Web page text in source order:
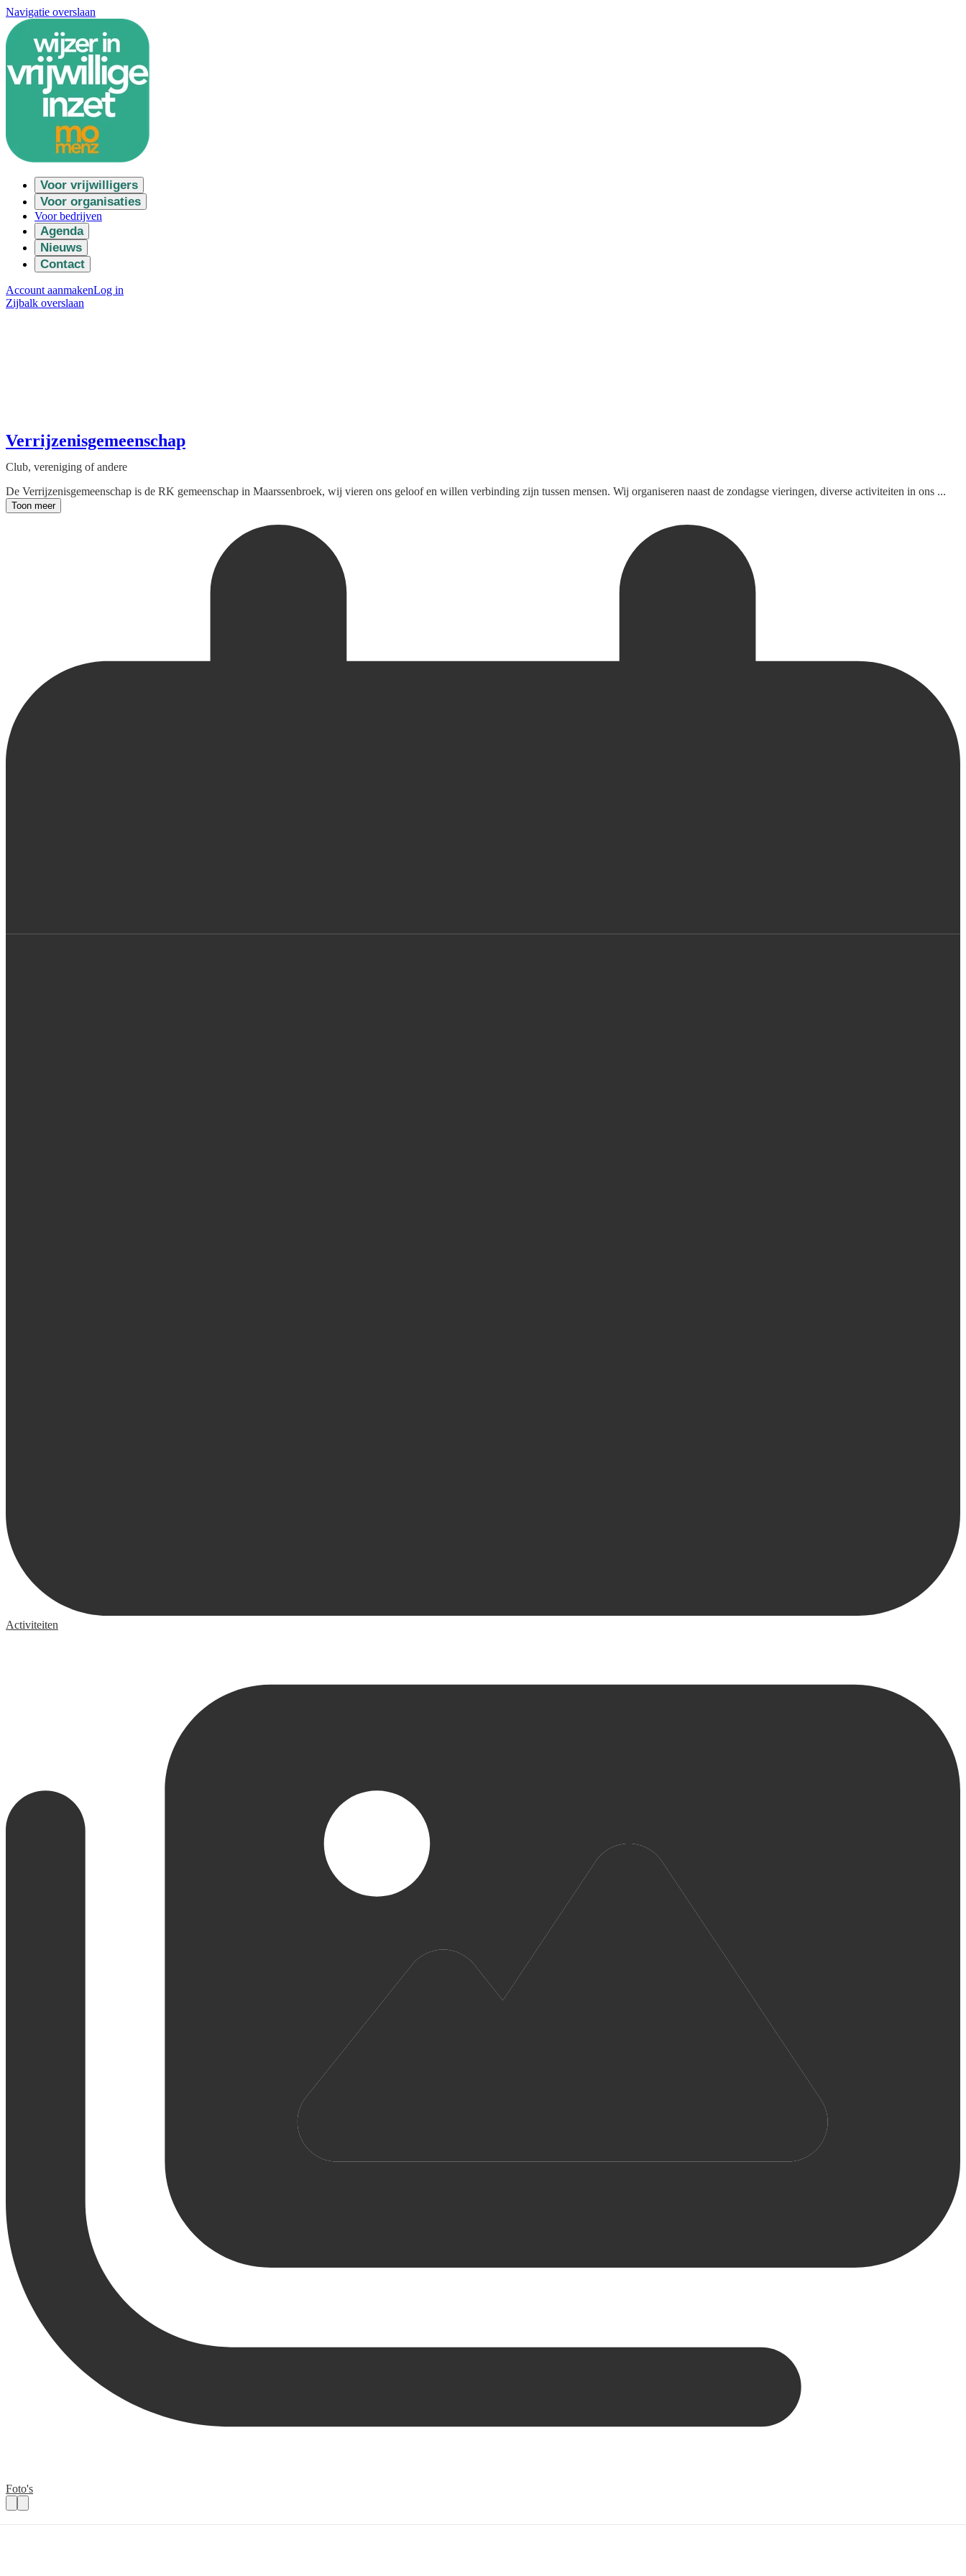
Navigatie overslaan
Voor vrijwilligers
Voor organisaties
Voor bedrijven
Agenda
Nieuws
Contact
Account aanmakenLog in
Zijbalk overslaan
Verrijzenisgemeenschap
Club, vereniging of andere
De Verrijzenisgemeenschap is de RK gemeenschap in Maarssenbroek, wij vieren ons geloof en willen verbinding zijn tussen mensen. Wij organiseren naast de zondagse vieringen, diverse activiteiten in ons ...
Toon meer
Activiteiten
Foto's